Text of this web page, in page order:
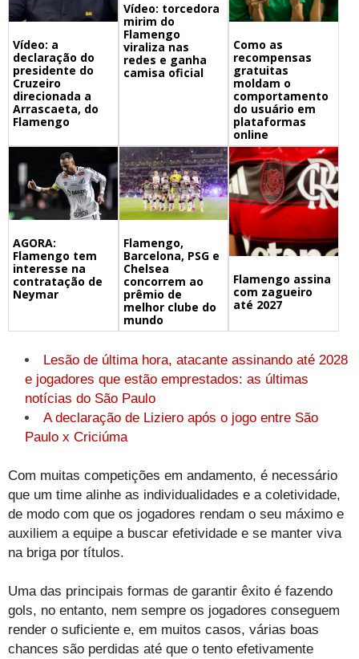
Vídeo: a
declaração do
presidente do
Cruzeiro
direcionada a
Arrascaeta, do
Flamengo
Vídeo: torcedora
mirim do
Flamengo
viraliza nas
redes e ganha
camisa oficial
Como as
recompensas
gratuitas
moldam o
comportamento
do usuário em
plataformas
online
AGORA:
Flamengo tem
interesse na
contratação de
Neymar
Flamengo,
Barcelona, PSG e
Chelsea
concorrem ao
prêmio de
melhor clube do
mundo
Flamengo assina
com zagueiro
até 2027
Lesão de última hora, atacante assinando até 2028
e jogadores que estão emprestados: as últimas
notícias do São Paulo
A declaração de Liziero após o jogo entre São
Paulo x Criciúma
Com muitas competições em andamento, é necessário
que um time alinhe as individualidades e a coletividade,
de modo com que os jogadores rendam o seu máximo e
auxiliem a equipe a buscar efetividade e se manter viva
na briga por títulos.
Uma das principais formas de garantir êxito é fazendo
gols, no entanto, nem sempre os jogadores conseguem
render o suficiente e, em muitos casos, várias boas
chances são perdidas até que o tento efetivamente